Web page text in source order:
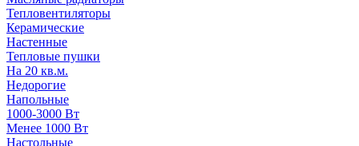
Тепловентиляторы
Керамические
Настенные
Тепловые пушки
На 20 кв.м.
Недорогие
Напольные
1000-3000 Вт
Менее 1000 Вт
Настольные